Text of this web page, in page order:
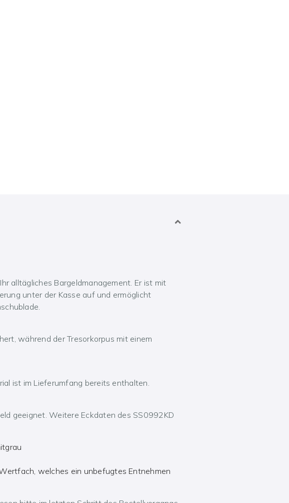
alltägliches Bargeldmanagement. Er ist mit
unter der Kasse auf und ermöglicht
während der Tresorkorpus mit einem
ist im Lieferumfang bereits enthalten.
geeignet. Weitere Eckdaten des SS0992KD
welches ein unbefugtes Entnehmen